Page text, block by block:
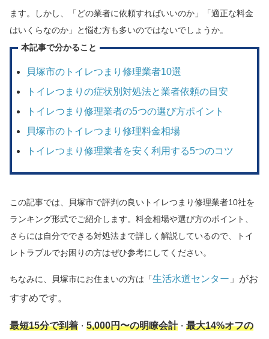
ます。しかし、「どの業者に依頼すればいいのか」「適正な料金
はいくらなのか」と悩む方も多いのではないでしょうか。
本記事で分かること
貝塚市のトイレつまり修理業者10選
トイレつまりの症状別対処法と業者依頼の目安
トイレつまり修理業者の5つの選び方ポイント
貝塚市のトイレつまり修理料金相場
トイレつまり修理業者を安く利用する5つのコツ
この記事では、貝塚市で評判の良いトイレつまり修理業者10社を
ランキング形式でご紹介します。料金相場や選び方のポイント、
さらには自分でできる対処法まで詳しく解説しているので、トイ
レトラブルでお困りの方はぜひ参考にしてください。
ちなみに、貝塚市にお住まいの方は「生活水道センター 」がお
すすめです。
最短15分で到着 ・ 5,000円〜の明瞭会計・ 最大14%オフの